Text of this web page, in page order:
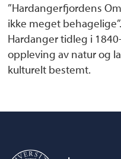
”Hardangerfjordens
ikke meget
Hardanger tidleg i
oppleving av natur og
kulturelt bestemt.